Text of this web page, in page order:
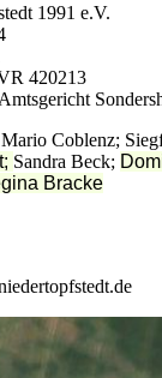
1991 e.V.
420213
Coblenz;
Sandra Beck;
Bracke